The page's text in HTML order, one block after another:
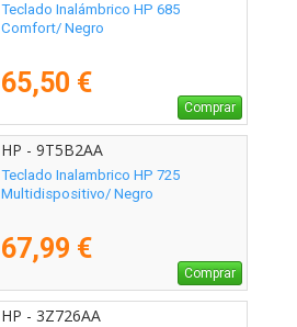
Teclado Inalámbrico HP 685
Comfort/ Negro
65,50 €
Comprar
HP - 9T5B2AA
Teclado Inalambrico HP 725
Multidispositivo/ Negro
67,99 €
Comprar
HP - 3Z726AA